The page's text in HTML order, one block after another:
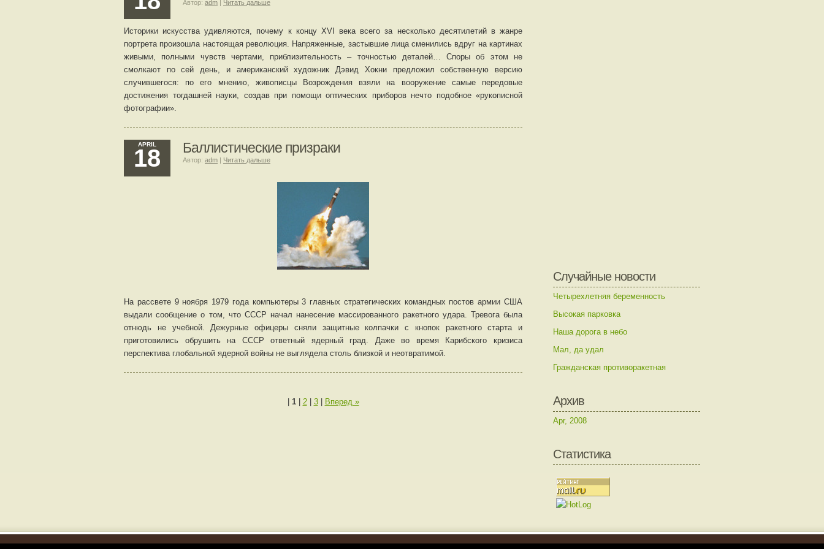
Автор: adm Читать дальше
Историки искусства удивляются, почему к концу XVI века всего за несколько десятилетий в жанре
портрета произошла настоящая революция. Напряженные, застывшие лица сменились вдруг на картинах
живыми, полными чувств чертами, приблизительность – точностью деталей… Споры об этом не
смолкают по сей день, и американский художник Дэвид Хокни предложил собственную версию
случившегося: по его мнению, живописцы Возрождения взяли на вооружение самые передовые
достижения тогдашней науки, создав при помощи оптических приборов нечто подобное «рукописной
фотографии».
APRIL
18 Баллистические призраки
Автор: adm | Читать дальше
На рассвете 9 ноября 1979 года компьютеры 3 главных стратегических командных постов армии США
выдали сообщение о том, что СССР начал нанесение массированного ракетного удара. Тревога была
отнюдь не учебной. Дежурные офицеры сняли защитные колпачки с кнопок ракетного старта и
приготовились обрушить на СССР ответный ядерный град. Даже во время Карибского кризиса
перспектива глобальной ядерной войны не выглядела столь близкой и неотвратимой.
1| 2| 3| Вперед »
Случайные новости
Четырехлетняя беременность
Высокая парковка
Наша дорога в небо
Мал, да удал
Гражданская противоракетная
Архив
Apr, 2008
Статистика